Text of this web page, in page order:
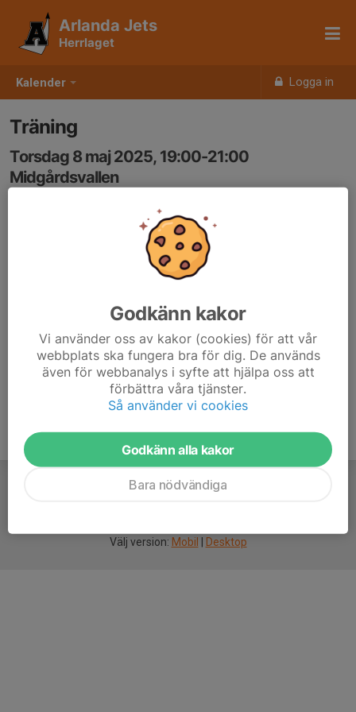
Kalender Logga in
Arlanda Jets
Herrlaget
Träning
Torsdag 8 maj 2025, 19:00-21:00
Midgårdsvallen
Välj version: Mobil Desktop
Godkänn kakor
Vi använder oss av kakor (cookies) för att vår
webbplats ska fungera bra för dig. De används
även för webbanalys i syfte att hjälpa oss att
förbättra våra tjänster.
Så använder vi cookies
Godkänn alla kakor
Bara nödvändiga